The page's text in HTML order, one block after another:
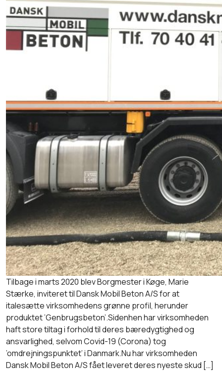
Tilbage i marts 2020 blev Borgmester i Køge, Marie
Stærke, inviteret til Dansk Mobil Beton A/S for at
italesætte virksomhedens grønne profil, herunder
produktet ’Genbrugsbeton’.Sidenhen har virksomheden
haft store tiltag i forhold til deres bæredygtighed og
ansvarlighed, selvom Covid-19 (Corona) tog
’omdrejningspunktet’ i Danmark.Nu har virksomheden
Dansk Mobil Beton A/S fået leveret deres nyeste skud […]